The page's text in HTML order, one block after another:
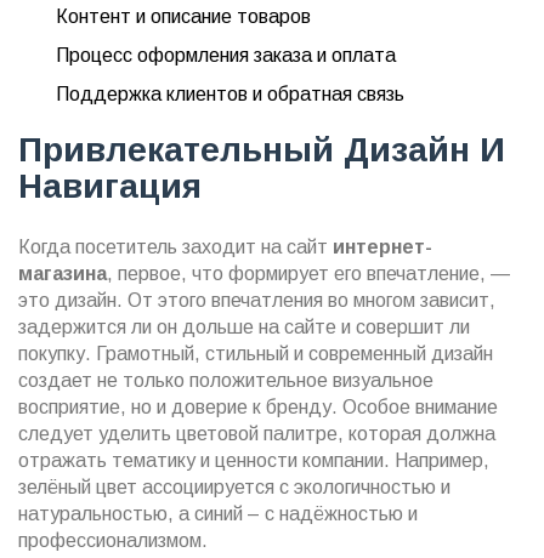
Контент и описание товаров
Процесс оформления заказа и оплата
Поддержка клиентов и обратная связь
Привлекательный Дизайн И
Навигация
Когда посетитель заходит на сайт интернет-
магазина, первое, что формирует его впечатление, —
это дизайн. От этого впечатления во многом зависит,
задержится ли он дольше на сайте и совершит ли
покупку. Грамотный, стильный и современный дизайн
создает не только положительное визуальное
восприятие, но и доверие к бренду. Особое внимание
следует уделить цветовой палитре, которая должна
отражать тематику и ценности компании. Например,
зелёный цвет ассоциируется с экологичностью и
натуральностью, а синий – с надёжностью и
профессионализмом.